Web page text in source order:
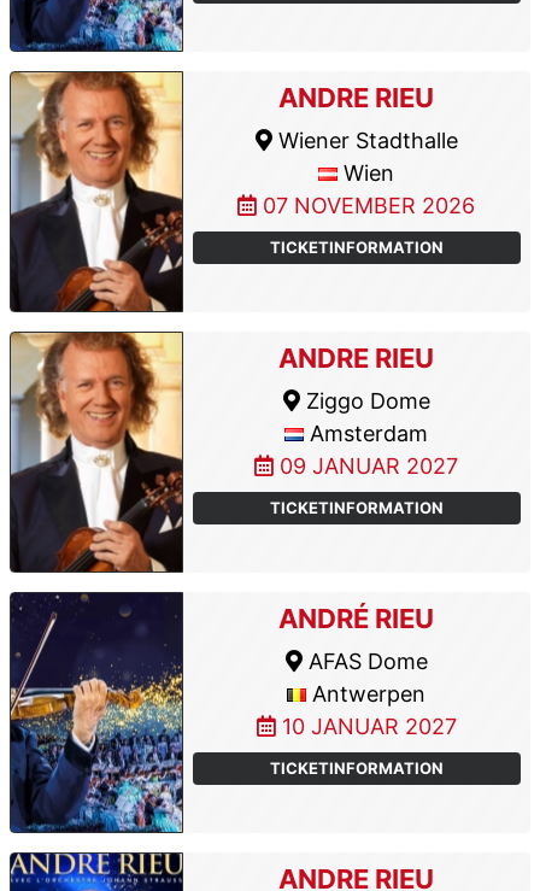
ANDRE RIEU
Wiener Stadthalle
Wien
07 NOVEMBER 2026
TICKETINFORMATION
ANDRE RIEU
Ziggo Dome
Amsterdam
09 JANUAR 2027
TICKETINFORMATION
ANDRÉ RIEU
AFAS Dome
Antwerpen
10 JANUAR 2027
TICKETINFORMATION
ANDRE RIEU